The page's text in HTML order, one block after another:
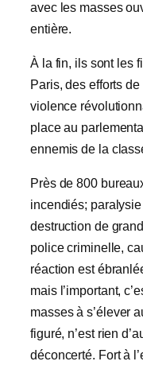
avec les masses
entière.
À la fin, ils sont les
Paris, des efforts
violence
place au
ennemis de la
Près de 800
incendiés;
destruction de
police criminelle,
réaction est
mais l’important,
masses à s’élever
figuré, n’est rien
déconcerté. Fort à